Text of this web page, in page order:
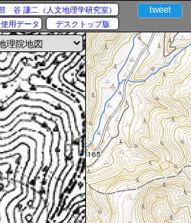
tweet
谷 謙二（人文地理学研究室）
使用データ デスクトップ版